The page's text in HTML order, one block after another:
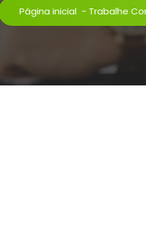
Página inicial - Trabalhe